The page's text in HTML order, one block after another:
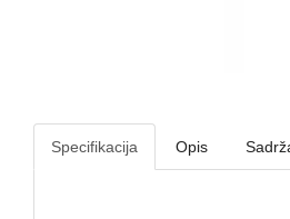
Specifikacija Opis